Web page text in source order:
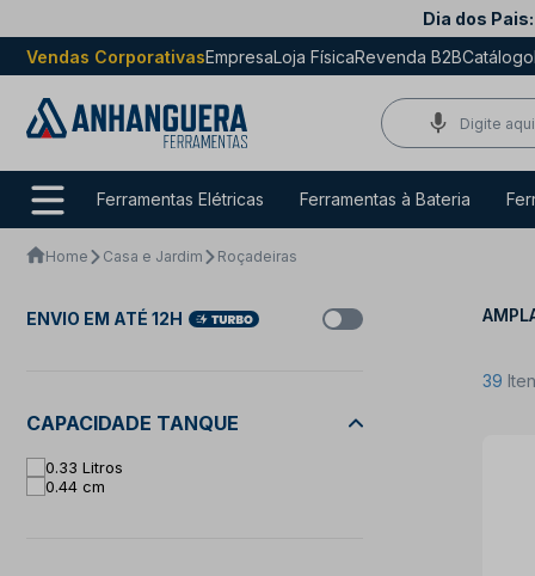
Dia dos Pais:
Vendas CorporativasEmpresaLoja FísicaRevenda B2BCatálogo
Ferramentas Elétricas Ferramentas à Bateria
Home Casa e Jardim Roçadeiras
CAPACIDADE TANQUE
0.33 Litros
0.44 cm
ENVIO EM ATÉ 12H
39